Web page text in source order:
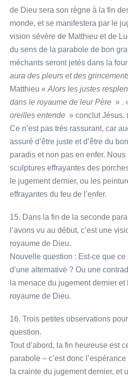
de Dieu sera son règne à la fin
monde, et se manifestera par le
vision sévère de Matthieu et de
du sens de la parabole de bon
méchants seront jetés dans la
aura des pleurs et des
Matthieu « Alors les justes
dans le royaume de leur Père » .
oreilles entende » conclut Jésus.
Ce n’est pas très rassurant, car
assuré d’être juste et d’être du
paradis et non pas en enfer.
sculptures effrayantes des
le jugement dernier, ou les
effrayantes du feu de l’enfer.
15. Dans la fin de la seconde
l’avons vu au début, c’est une
royaume de Dieu.
Nouvelle question : Est-ce que
d’une alternative ? Ou une
la menace du jugement dernier et
royaume de Dieu.
16. Trois petites observations
question.
Tout d’abord, la fin heureuse est
parabole – c’est donc
la crainte du jugement dernier, et